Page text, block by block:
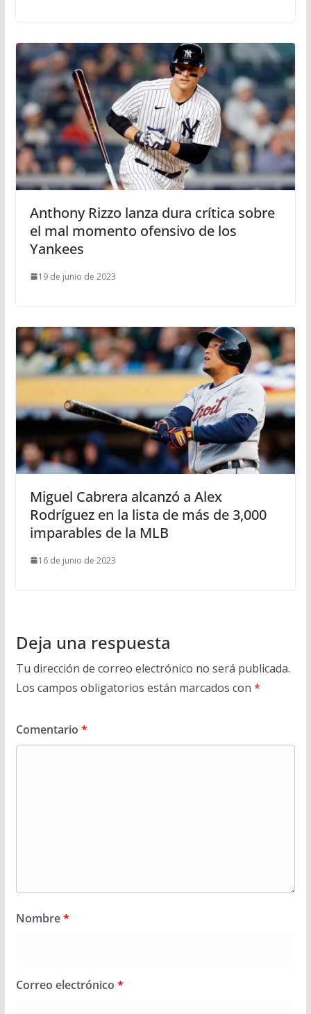
Anthony Rizzo lanza dura crítica sobre
el mal momento ofensivo de los
Yankees
19 de junio de 2023
Miguel Cabrera alcanzó a Alex
Rodríguez en la lista de más de 3,000
imparables de la MLB
16 de junio de 2023
Deja una respuesta
Tu dirección de correo electrónico no será publicada.
Los campos obligatorios están marcados con *
Comentario *
Nombre*
Correo electrónico *